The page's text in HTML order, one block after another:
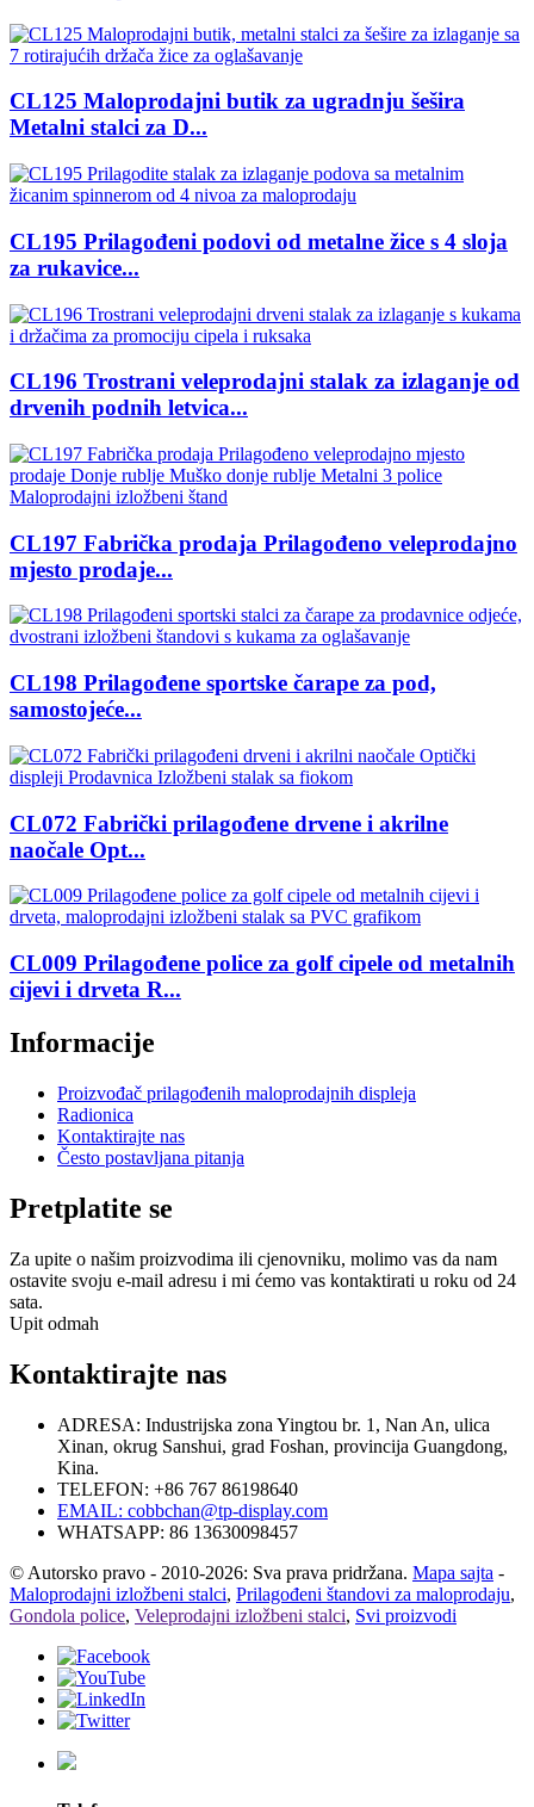
CL125 Maloprodajni butik za ugradnju šešira
Metalni stalci za D...
CL195 Prilagođeni podovi od metalne žice s 4 sloja
za rukavice...
CL196 Trostrani veleprodajni stalak za izlaganje od
drvenih podnih letvica...
CL197 Fabrička prodaja Prilagođeno veleprodajno
mjesto prodaje...
CL198 Prilagođene sportske čarape za pod,
samostojeće...
CL072 Fabrički prilagođene drvene i akrilne
naočale Opt...
CL009 Prilagođene police za golf cipele od metalnih
cijevi i drveta R...
Informacije
Proizvođač prilagođenih maloprodajnih displeja
Radionica
Kontaktirajte nas
Često postavljana pitanja
Pretplatite se
Za upite o našim proizvodima ili cjenovniku, molimo vas da nam
ostavite svoju e-mail adresu i mi ćemo vas kontaktirati u roku od 24
sata.
Upit odmah
Kontaktirajte nas
ADRESA: Industrijska zona Yingtou br. 1, Nan An, ulica
Xinan, okrug Sanshui, grad Foshan, provincija Guangdong,
Kina.
TELEFON: +86 767 86198640
EMAIL: cobbchan@tp-display.com
WHATSAPP: 86 13630098457
© Autorsko pravo - 2010-2026: Sva prava pridržana. Mapa sajta -
Maloprodajni izložbeni stalci, Prilagođeni štandovi za maloprodaju,
Gondola police, Veleprodajni izložbeni stalci, Svi proizvodi